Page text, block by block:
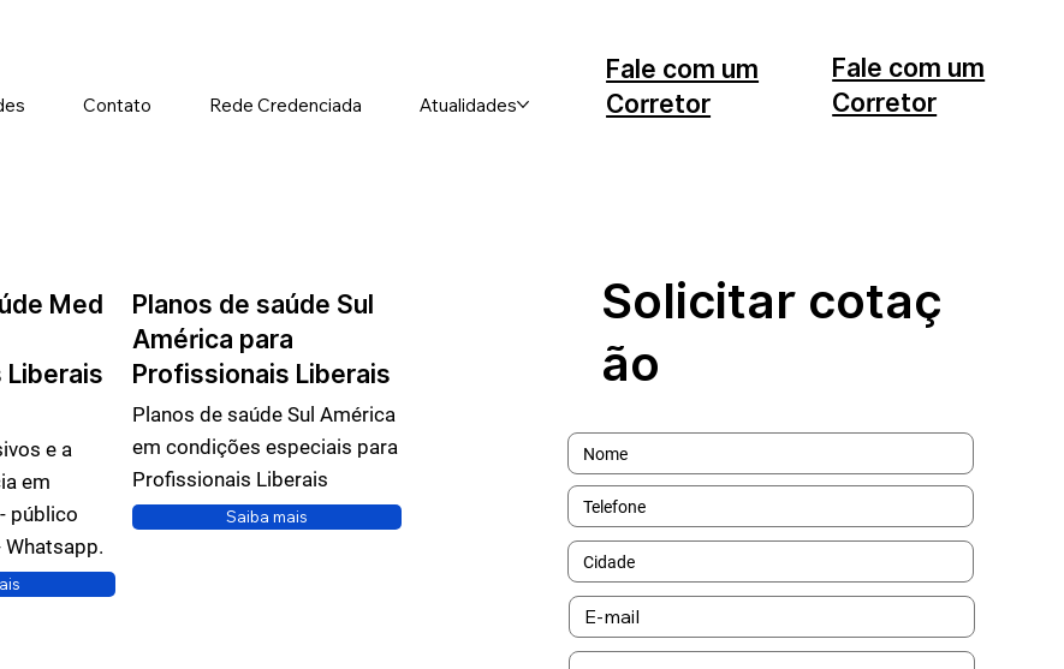
Contato Rede Credenciada Atualidades
Fale com um
Corretor
Fale com um
Corretor
Med
Liberais
e a
em
público
Whatsapp.
Planos de saúde Sul
América para
Profissionais Liberais
Planos de saúde Sul América
em condições especiais para
Profissionais Liberais
Saiba mais
Solicitar cotaç
ão